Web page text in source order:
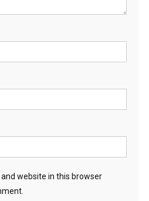
website in this browser